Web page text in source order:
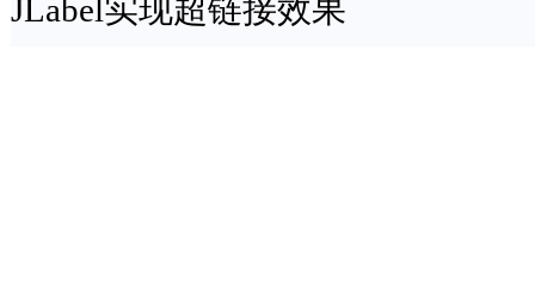
JLabel实现超链接效果